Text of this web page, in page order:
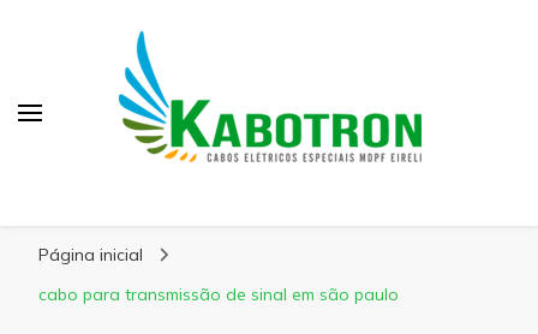
Página inicial
cabo para transmissão de sinal em são paulo